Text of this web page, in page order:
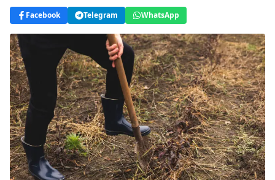
Facebook Telegram WhatsApp